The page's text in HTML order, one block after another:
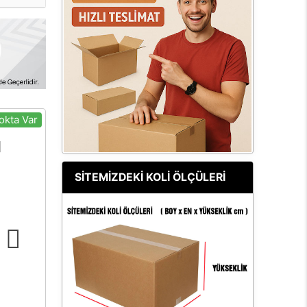
Var
SİTEMİZDEKİ KOLİ ÖLÇÜLERİ